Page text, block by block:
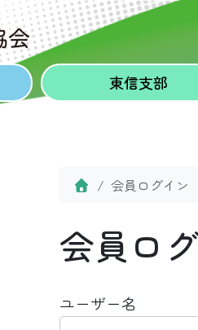
東信支部
Home会員ログイン
会員ロ
ユーザー名